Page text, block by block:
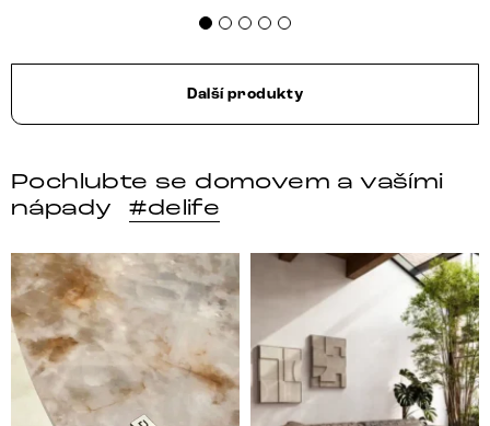
Další produkty
Pochlubte se domovem a vašími
nápady
#delife
DELIFE – Nábytek, který promění dům v domov. Domo
Místo, kam se budeš těšit